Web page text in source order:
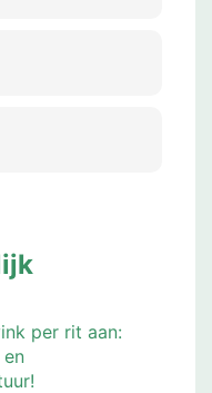
per rit aan: